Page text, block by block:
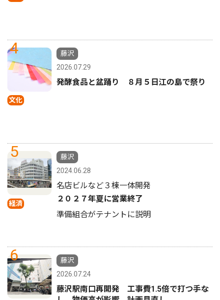
4
文化
藤沢
2026.07.29
発酵食品と盆踊り ８月５日江の島で祭り
5
経済
藤沢
2024.06.28
名店ビルなど３棟一体開発
２０２７年夏に営業終了
準備組合がテナントに説明
6
藤沢
2026.07.24
藤沢駅南口再開発 工事費1.5倍で打つ手な